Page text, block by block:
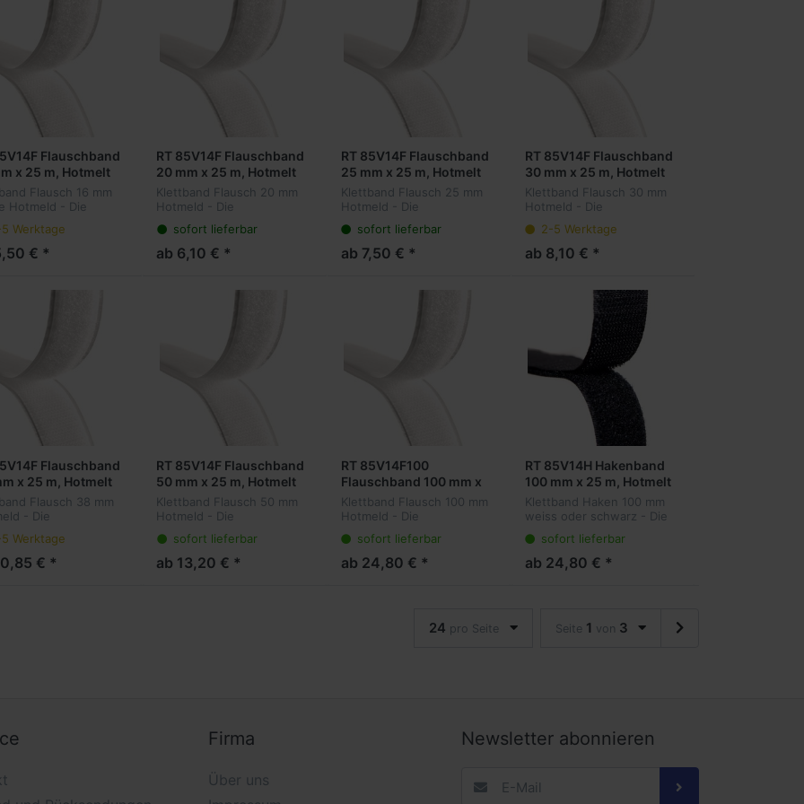
Flauschband
x 25 m, Hotmelt
Flausch 16 mm
Hotmeld - Die
Haken auf der
Werktage
€ *
RT 85V14F Flauschband
20 mm x 25 m, Hotmelt
Klettband Flausch 20 mm
Hotmeld - Die
zu permanenten
Befestigungsmethoden.
Winzige Haken auf der
sofort lieferbar
ab 6,10 € *
RT 85V14F Flauschband
25 mm x 25 m, Hotmelt
Klettband Flausch 25 mm
Hotmeld - Die
zu permanenten
Befestigungsmethoden.
Winzige Haken auf der
sofort lieferbar
ab 7,50 € *
RT 85V14F Flauschband
30 mm x 25 m, Hotmelt
Klettband Flausch 30 mm
Hotmeld - Die
zu permanenten
Befestigungsmethoden.
Winzige Haken auf der
2-5 Werktage
ab 8,10 € *
Flauschband
x 25 m, Hotmelt
Flausch 38 mm
- Die
Haken auf der
Werktage
€ *
RT 85V14F Flauschband
50 mm x 25 m, Hotmelt
Klettband Flausch 50 mm
Hotmeld - Die
zu permanenten
Befestigungsmethoden.
Winzige Haken auf der
sofort lieferbar
ab 13,20 € *
RT 85V14F100
Flauschband 100 mm x
25 m, Hotmelt
Klettband Flausch 100 mm
Hotmeld - Die
zu permanenten
Befestigungsmethoden.
Winzige Haken auf der
sofort lieferbar
ab 24,80 € *
RT 85V14H Hakenband
100 mm x 25 m, Hotmelt
Klettband Haken 100 mm
weiss oder schwarz - Die
zu permanenten
Befestigungsmethoden.
Winzige Haken auf der
sofort lieferbar
ab 24,80 € *
24 pro Seite Seite 1 von 3
Firma
Über uns
Newsletter abonnieren